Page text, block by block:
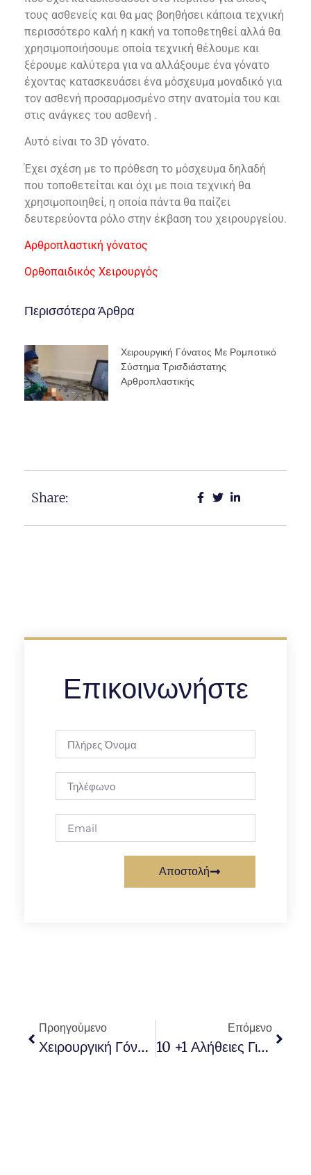
τους ασθενείς και θα μας βοηθήσει κάποια τεχνική
περισσότερο καλή η κακή να τοποθετηθεί αλλά θα
χρησιμοποιήσουμε οποία τεχνική θέλουμε και
ξέρουμε καλύτερα για να αλλάξουμε ένα γόνατο
έχοντας κατασκευάσει ένα μόσχευμα μοναδικό για
τον ασθενή προσαρμοσμένο στην ανατομία του και
στις ανάγκες του ασθενή .
Αυτό είναι το 3D γόνατο.
Έχει σχέση με το πρόθεση το μόσχευμα δηλαδή
που τοποθετείται και όχι με ποια τεχνική θα
χρησιμοποιηθεί, η οποία πάντα θα παίζει
δευτερεύοντα ρόλο στην έκβαση του χειρουργείου.
Αρθροπλαστική γόνατος
Ορθοπαιδικός Χειρουργός
Περισσότερα Άρθρα
Χειρουργική Γόνατος Με Ρομποτικό
Σύστημα Τρισδιάστατης
Αρθροπλαστικής
Share:
Επικοινωνήστε
Αποστολή
Προηγούμενο
Χειρουργική Γόνατος Με Ρομποτικό Σύστημα Τρισδιάστατης Αρθροπλαστικής
Επόμενο
10 +1 Αλήθειες Για Την Αρθροπλαστική Iσχίου